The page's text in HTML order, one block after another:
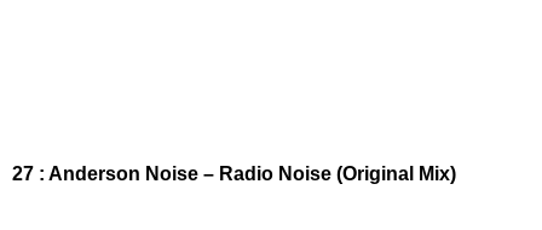
27 : Anderson Noise – Radio Noise (Original Mix)